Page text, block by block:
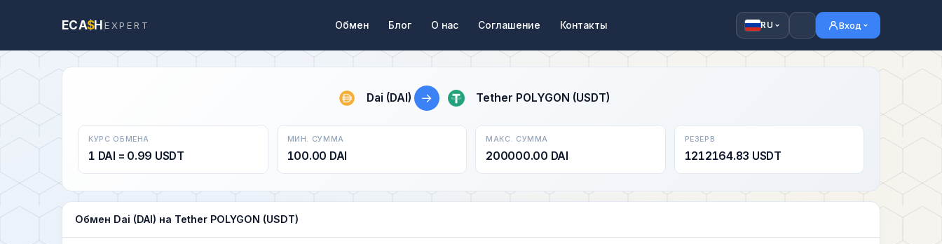
ECA$HEXPERT Обмен Блог О нас Соглашение Контакты RU Вход
Dai (DAI) → Tether POLYGON (USDT)
КУРС ОБМЕНА
1 DAI = 0.99 USDT
МИН. СУММА
100.00 DAI
МАКС. СУММА
200000.00 DAI
РЕЗЕРВ
1212164.83 USDT
Обмен Dai (DAI) на Tether POLYGON (USDT)